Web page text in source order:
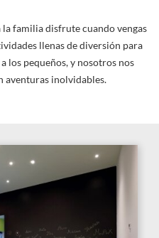
familia disfrute cuando vengas
llenas de diversión para
los pequeños, y nosotros nos
aventuras inolvidables.